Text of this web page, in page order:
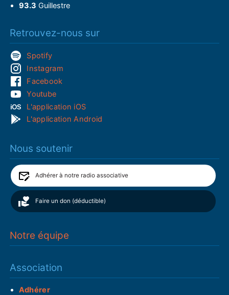
93.3 Guillestre
Retrouvez-nous sur
Spotify
Instagram
Facebook
Youtube
L'application iOS
L'application Android
Nous soutenir
Adhérer à notre radio associative
Faire un don (déductible)
Notre équipe
Association
Adhérer